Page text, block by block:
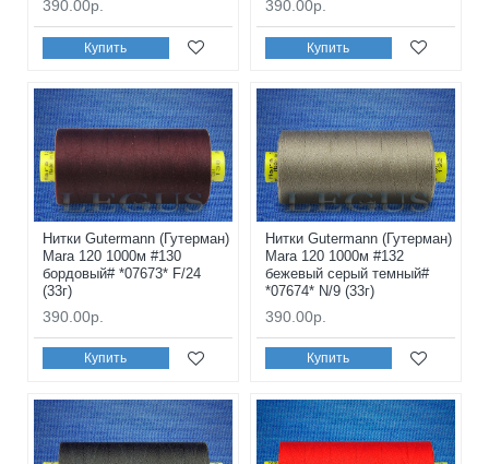
390.00р.
Купить
390.00р.
Купить
Нитки Gutermann (Гутерман)
Mara 120 1000м #130
бордовый# *07673* F/24
(33г)
390.00р.
Купить
Нитки Gutermann (Гутерман)
Mara 120 1000м #132
бежевый серый темный#
*07674* N/9 (33г)
390.00р.
Купить